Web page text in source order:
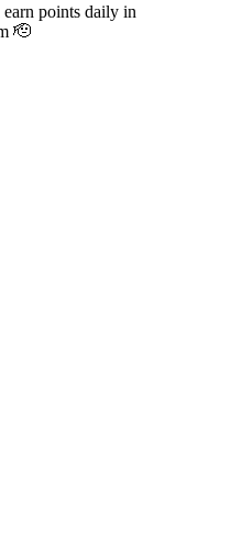
earn points daily in
🫡